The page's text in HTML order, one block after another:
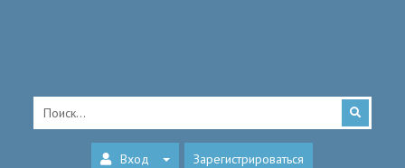
Вход Зарегистрироваться